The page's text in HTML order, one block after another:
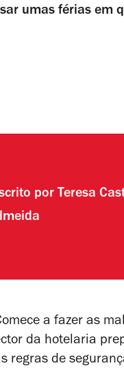
umas férias em
por Teresa
a fazer as
da hotelaria
regras de